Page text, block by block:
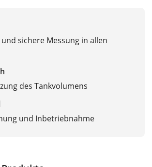
sichere Messung in allen
des Tankvolumens
und Inbetriebnahme